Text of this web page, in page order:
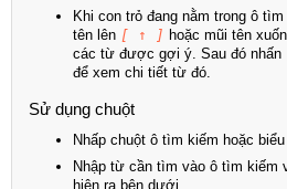
Khi con trỏ đang nằm trong ô
tên lên [ ↑ ] hoặc mũi tên
các từ được gợi ý. Sau đó nhấn
để xem chi tiết từ đó.
Sử dụng chuột
Nhấp chuột ô tìm kiếm hoặc
Nhập từ cần tìm vào ô tìm
hiện ra bên dưới.